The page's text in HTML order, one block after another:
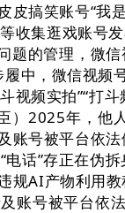
搞笑账号“我
收集逛戏账
的管理，微
中，微信视频
频实拍”“打
2025年，他
账号被平台依
话”存正在伪
AI产物利用
账号被平台